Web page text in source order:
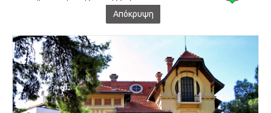
Οθωμανικά Μνημεία (22)
Χώροι Εκδηλώσεων (2)
Απόκρυψη